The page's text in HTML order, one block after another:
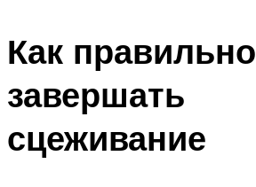
Как правильно
завершать
сцеживание